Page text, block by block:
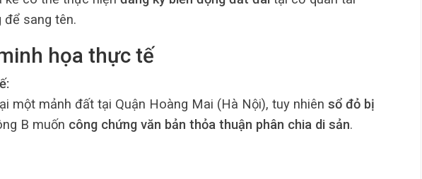
để sang tên.
họa thực tế
một mảnh đất tại Quận Hoàng Mai (Hà Nội), tuy nhiên sổ đỏ bị
B muốn công chứng văn bản thỏa thuận phân chia di sản.